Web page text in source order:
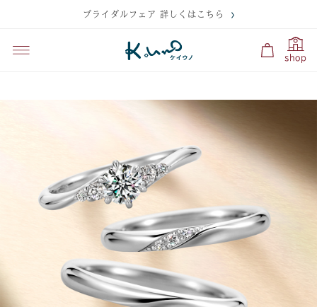
ブライダルフェア 詳しくはこちら
shop